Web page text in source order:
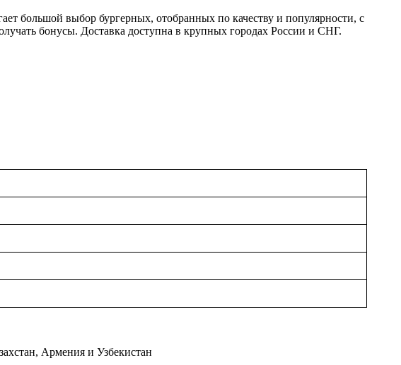
большой выбор бургерных, отобранных по качеству и популярности, с
бонусы. Доставка доступна в крупных городах России и СНГ.
Армения и Узбекистан